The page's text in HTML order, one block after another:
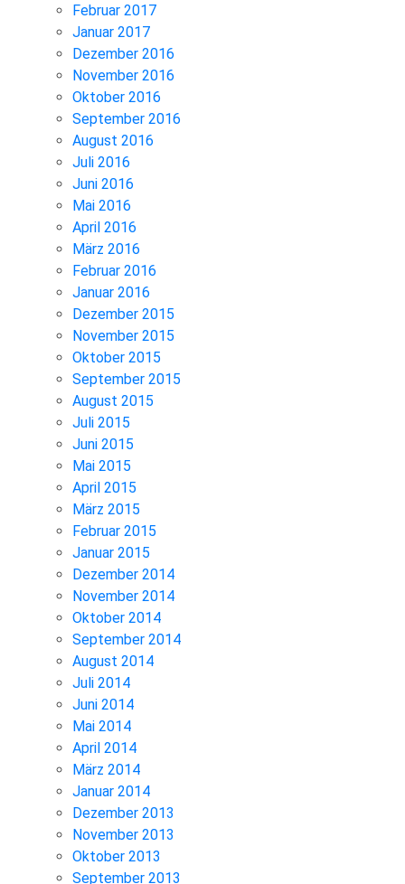
Februar 2017
Januar 2017
Dezember 2016
November 2016
Oktober 2016
September 2016
August 2016
Juli 2016
Juni 2016
Mai 2016
April 2016
März 2016
Februar 2016
Januar 2016
Dezember 2015
November 2015
Oktober 2015
September 2015
August 2015
Juli 2015
Juni 2015
Mai 2015
April 2015
März 2015
Februar 2015
Januar 2015
Dezember 2014
November 2014
Oktober 2014
September 2014
August 2014
Juli 2014
Juni 2014
Mai 2014
April 2014
März 2014
Januar 2014
Dezember 2013
November 2013
Oktober 2013
September 2013